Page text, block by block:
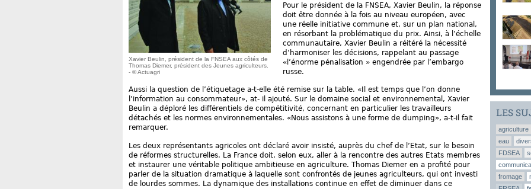
Xavier Beulin, président de la FNSEA aux côtés de
Thomas Diemer, président des Jeunes agriculteurs.
- © Actuagri
Pour le président de la FNSEA, Xavier Beulin, la réponse
doit être donnée à la fois au niveau européen, avec
une réelle initiative commune et, sur un plan national,
en résorbant la problématique du prix. Ainsi, à l’échelle
communautaire, Xavier Beulin a réitéré la nécessité
d’harmoniser les décisions, rappelant au passage
«l’énorme pénalisation » engendrée par l’embargo
russe.
Aussi la question de l’étiquetage a-t-elle été remise sur la table. «Il est temps que l’on donne
l’information au consommateur», at- il ajouté. Sur le domaine social et environnemental, Xavier
Beulin a déploré les différentiels de compétitivité, concernant en particulier les travailleurs
détachés et les normes environnementales. «Nous assistons à une forme de dumping», a-t-il fait
remarquer.
Les deux représentants agricoles ont déclaré avoir insisté, auprès du chef de l’Etat, sur le besoin
de réformes structurelles. La France doit, selon eux, aller à la rencontre des autres Etats membres
et instaurer une véritable politique ambitieuse en agriculture. Thomas Diemer en a profité pour
parler de la situation dramatique à laquelle sont confrontés de jeunes agriculteurs, qui ont investi
de lourdes sommes. La dynamique des installations continue en effet de diminuer dans ce
LES
agriculture
eau
FDSEA
fromage